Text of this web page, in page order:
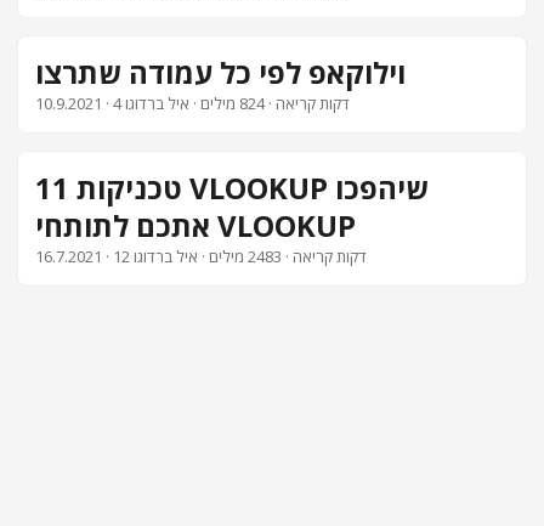
וילוקאפ לפי כל עמודה שתרצו
10.9.2021 · 4 דקות קריאה · 824 מילים · איל ברדוגו
11 טכניקות VLOOKUP שיהפכו
אתכם לתותחי VLOOKUP
16.7.2021 · 12 דקות קריאה · 2483 מילים · איל ברדוגו